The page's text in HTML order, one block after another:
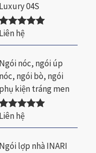
Luxury 04S
Được xếp
Liên hệ
Ngói nóc, ngói úp
nóc, ngói bò, ngói
phụ kiện tráng men
Được xếp
Liên hệ
Ngói lợp nhà INARI